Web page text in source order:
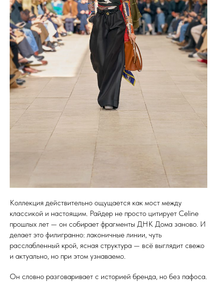
Коллекция действительно ощущается как мост между
классикой и настоящим. Райдер не просто цитирует Celine
прошлых лет — он собирает фрагменты ДНК Дома заново. И
делает это филигранно: лаконичные линии, чуть
расслабленный крой, ясная структура — всё выглядит свежо
и актуально, но при этом узнаваемо.
Он словно разговаривает с историей бренда, но без пафоса.